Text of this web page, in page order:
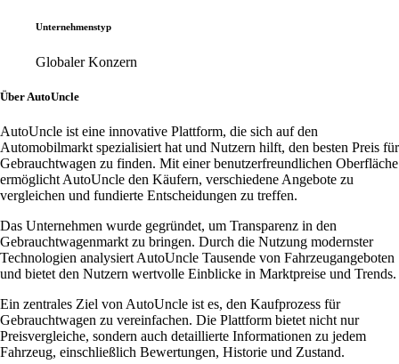
Unternehmenstyp
Globaler Konzern
Über AutoUncle
AutoUncle ist eine innovative Plattform, die sich auf den
Automobilmarkt spezialisiert hat und Nutzern hilft, den besten Preis für
Gebrauchtwagen zu finden. Mit einer benutzerfreundlichen Oberfläche
ermöglicht AutoUncle den Käufern, verschiedene Angebote zu
vergleichen und fundierte Entscheidungen zu treffen.
Das Unternehmen wurde gegründet, um Transparenz in den
Gebrauchtwagenmarkt zu bringen. Durch die Nutzung modernster
Technologien analysiert AutoUncle Tausende von Fahrzeugangeboten
und bietet den Nutzern wertvolle Einblicke in Marktpreise und Trends.
Ein zentrales Ziel von AutoUncle ist es, den Kaufprozess für
Gebrauchtwagen zu vereinfachen. Die Plattform bietet nicht nur
Preisvergleiche, sondern auch detaillierte Informationen zu jedem
Fahrzeug, einschließlich Bewertungen, Historie und Zustand.